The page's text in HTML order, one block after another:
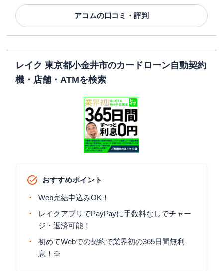
アコムの口コミ・評判
レイク 東京都小金井市のカードローン自動契約
機・店舗・ATMを検索
おすすめポイント
Web完結申込みOK！
レイクアプリでPayPayに手数料なしでチャー
ジ・返済可能！
初めてWebでの契約で業界初の365日間無利
息！※